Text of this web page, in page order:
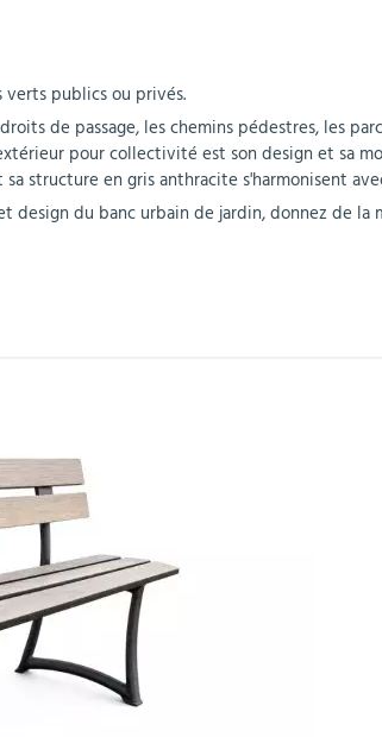
maternelle
verts publics ou privés.
de passage, les chemins pédestres, les
pour collectivité est son design et sa
structure en gris anthracite s'harmonisent
design du banc urbain de jardin, donnez de